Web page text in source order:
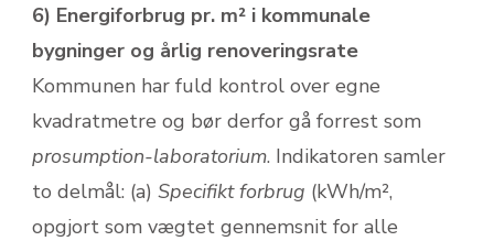
6) Energiforbrug pr. m² i kommunale
bygninger og årlig renoveringsrate
Kommunen har fuld kontrol over egne
kvadratmetre og bør derfor gå forrest som
pro­sumption-laboratorium. Indikatoren samler
to delmål: (a) Specifikt forbrug (kWh/m²,
opgjort som vægtet gennemsnit for alle